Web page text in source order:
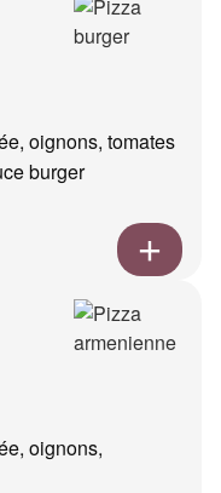
oignons, tomates
burger
oignons,